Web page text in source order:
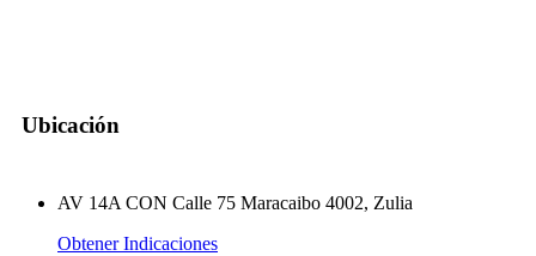
Ubicación
AV 14A CON Calle 75 Maracaibo 4002, Zulia
Obtener Indicaciones